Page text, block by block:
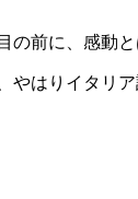
前に、感動
やはりイタリ